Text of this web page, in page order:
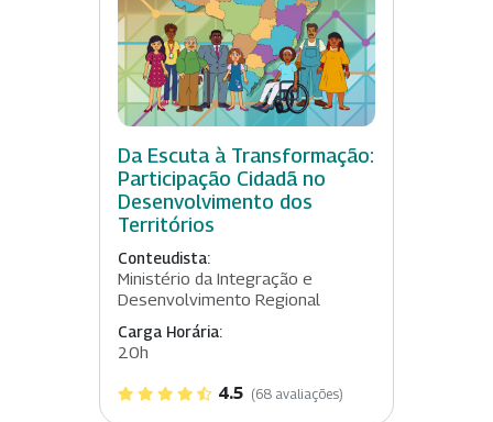
Da Escuta à Transformação:
Participação Cidadã no
Desenvolvimento dos
Territórios
Conteudista:
Ministério da Integração e
Desenvolvimento Regional
Carga Horária:
20h
4.5 (68 avaliações)